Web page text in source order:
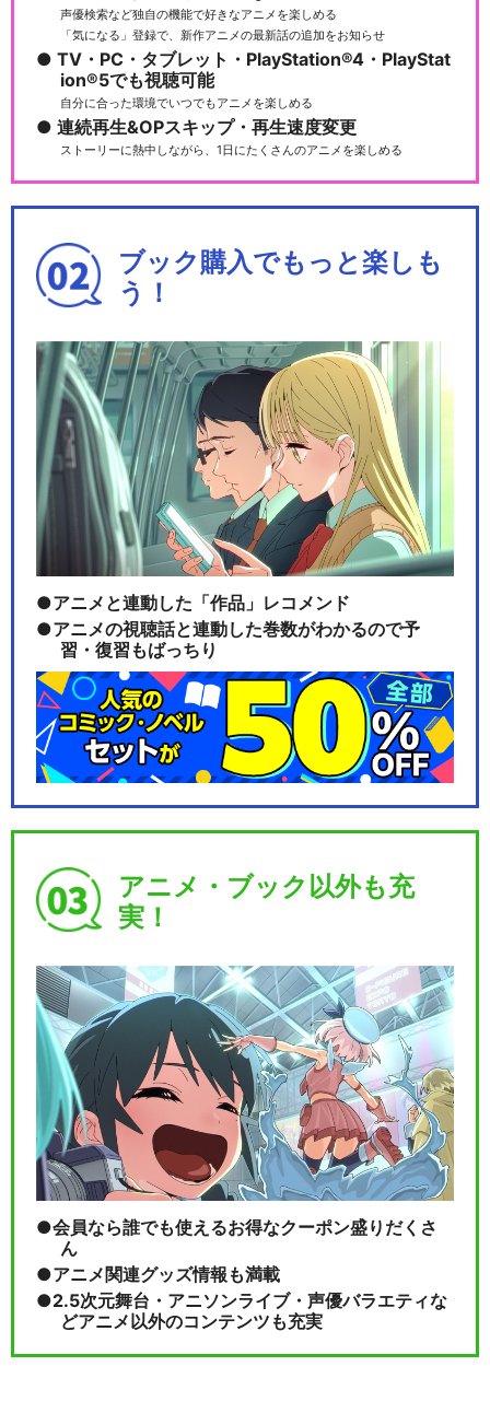
声優検索など独自の機能で好きなアニメを楽しめる
「気になる」登録で、新作アニメの最新話の追加をお知らせ
TV・PC・タブレット・PlayStation®4・PlayStat
ion®5でも視聴可能
自分に合った環境でいつでもアニメを楽しめる
連続再生&OPスキップ・再生速度変更
ストーリーに熱中しながら、1日にたくさんのアニメを楽しめる
ブック購入でもっと楽しも
う！
アニメと連動した「作品」レコメンド
アニメの視聴話と連動した巻数がわかるので予
習・復習もばっちり
アニメ・ブック以外も充
実！
会員なら誰でも使えるお得なクーポン盛りだくさ
ん
アニメ関連グッズ情報も満載
2.5次元舞台・アニソンライブ・声優バラエティな
どアニメ以外のコンテンツも充実